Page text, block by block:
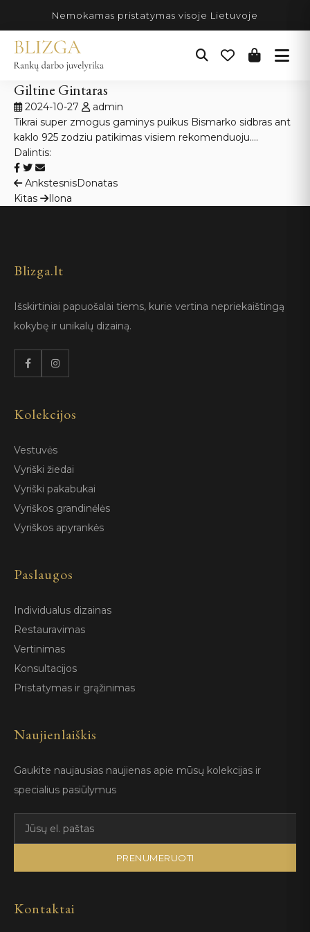
turinio
Nemokamas pristatymas visoje Lietuvoje
Giltine Gintaras
2024-10-27
admin
Tikrai super zmogus gaminys puikus Bismarko sidbras ant
kaklo 925 zodziu patikimas visiem rekomenduoju….
Dalintis:
Navigacija
tarp
AnkstesnisDonatas
Kitas
Ilona
Blizga.lt
Išskirtiniai papuošalai tiems, kurie vertina nepriekaištingą
kokybę ir unikalų dizainą.
Kolekcijos
Vestuvės
Vyriški žiedai
Vyriški pakabukai
Vyriškos grandinėlės
Vyriškos apyrankės
Paslaugos
Individualus dizainas
Restauravimas
Vertinimas
Konsultacijos
Pristatymas ir grąžinimas
Naujienlaiškis
Gaukite naujausias naujienas apie mūsų kolekcijas ir
specialius pasiūlymus
PRENUMERUOTI
Kontaktai